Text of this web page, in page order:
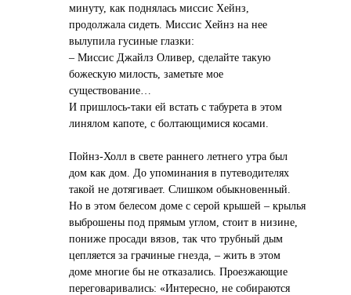
минуту, как поднялась миссис Хейнз,
продолжала сидеть. Миссис Хейнз на нее
вылупила гусиные глазки:
– Миссис Джайлз Оливер, сделайте такую
божескую милость, заметьте мое
существование…
И пришлось-таки ей встать с табурета в этом
линялом капоте, с болтающимися косами.
Пойнз-Холл в свете раннего летнего утра был
дом как дом. До упоминания в путеводителях
такой не дотягивает. Слишком обыкновенный.
Но в этом белесом доме с серой крышей – крылья
выброшены под прямым углом, стоит в низине,
пониже просади вязов, так что трубный дым
цепляется за грачиные гнезда, – жить в этом
доме многие бы не отказались. Проезжающие
переговаривались: «Интересно, не собираются